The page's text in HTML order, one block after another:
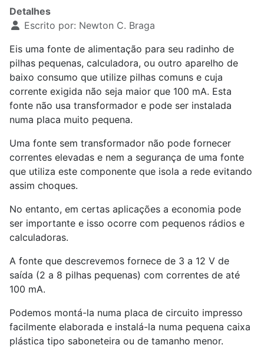
Detalhes
Escrito por: Newton C. Braga
Eis uma fonte de alimentação para seu radinho de
pilhas pequenas, calculadora, ou outro aparelho de
baixo consumo que utilize pilhas comuns e cuja
corrente exigida não seja maior que 100 mA. Esta
fonte não usa transformador e pode ser instalada
numa placa muito pequena.
Uma fonte sem transformador não pode fornecer
correntes elevadas e nem a segurança de uma fonte
que utiliza este componente que isola a rede evitando
assim choques.
No entanto, em certas aplicações a economia pode
ser importante e isso ocorre com pequenos rádios e
calculadoras.
A fonte que descrevemos fornece de 3 a 12 V de
saída (2 a 8 pilhas pequenas) com correntes de até
100 mA.
Podemos montá-la numa placa de circuito impresso
facilmente elaborada e instalá-la numa pequena caixa
plástica tipo saboneteira ou de tamanho menor.